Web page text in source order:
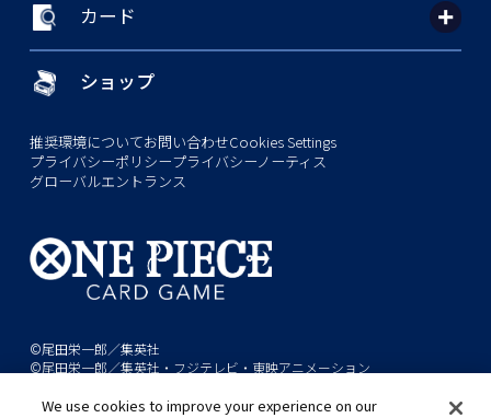
カード
ショップ
推奨環境についてお問い合わせCookies Settings
プライバシーポリシープライバシーノーティス
グローバルエントランス
©尾田栄一郎／集英社
©尾田栄一郎／集英社・フジテレビ・東映アニメーション
We use cookies to improve your experience on our